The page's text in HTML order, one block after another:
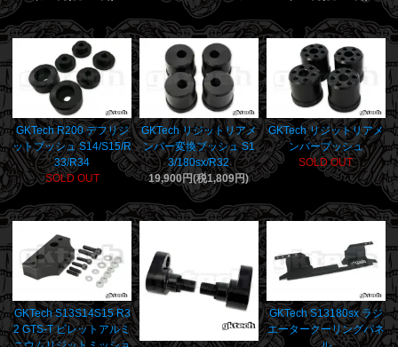
GKTech R200 デフリジ
ットブッシュ S14/S15/R
33/R34
SOLD OUT
GKTech リジットリアメ
ンバー変換ブッシュ S1
3/180sx/R32
19,900円(税1,809円)
GKTech リジットリアメ
ンバーブッシュ
SOLD OUT
GKTech S13S14S15 R3
2 GTS-T ビレットアルミ
GKTech S13180sx ラジ
エータークーリングパネ